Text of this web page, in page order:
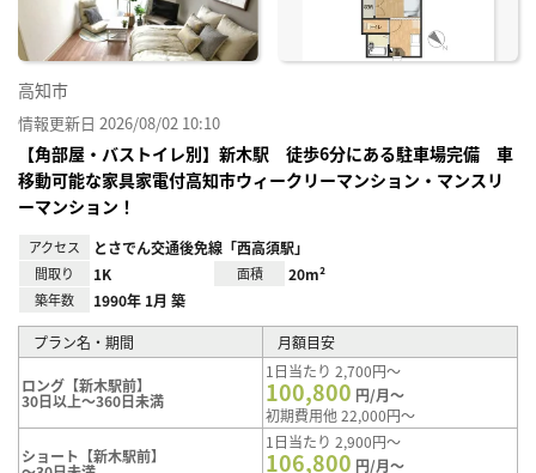
高知市
情報更新日 2026/08/02 10:10
【角部屋・バストイレ別】新木駅 徒歩6分にある駐車場完備 車
移動可能な家具家電付高知市ウィークリーマンション・マンスリ
ーマンション！
アクセス とさでん交通後免線「西高須駅」
間取り 1K 面積 20m²
築年数 1990年 1月 築
プラン名・期間 月額目安
ロング【新木駅前】
30日以上～360日未満
1日当たり 2,700円～
100,800 円/月～
初期費用他 22,000円～
ショート【新木駅前】
1日当たり 2,900円～
106,800 円/月～